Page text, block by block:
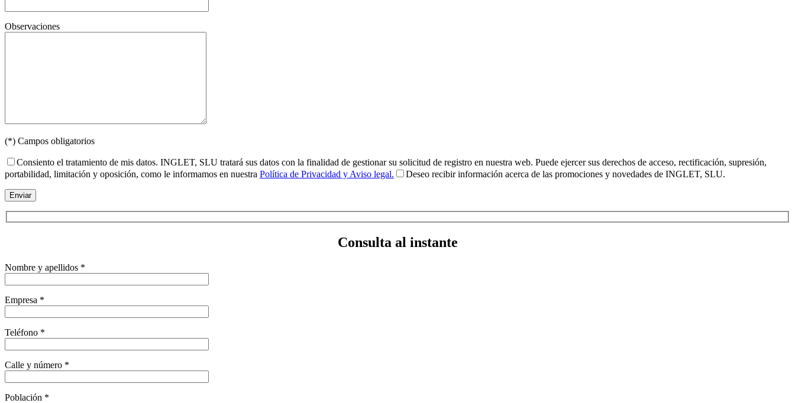
Observaciones
(*) Campos obligatorios
Consiento el tratamiento de mis datos. INGLET, SLU tratará sus datos con la finalidad de gestionar su solicitud de registro en nuestra web. Puede ejercer sus derechos de acceso, rectificación, supresión,
portabilidad, limitación y oposición, como le informamos en nuestra Política de Privacidad y Aviso legal. Deseo recibir información acerca de las promociones y novedades de INGLET, SLU.
Consulta al instante
Nombre y apellidos *
Empresa *
Teléfono *
Calle y número *
Población *